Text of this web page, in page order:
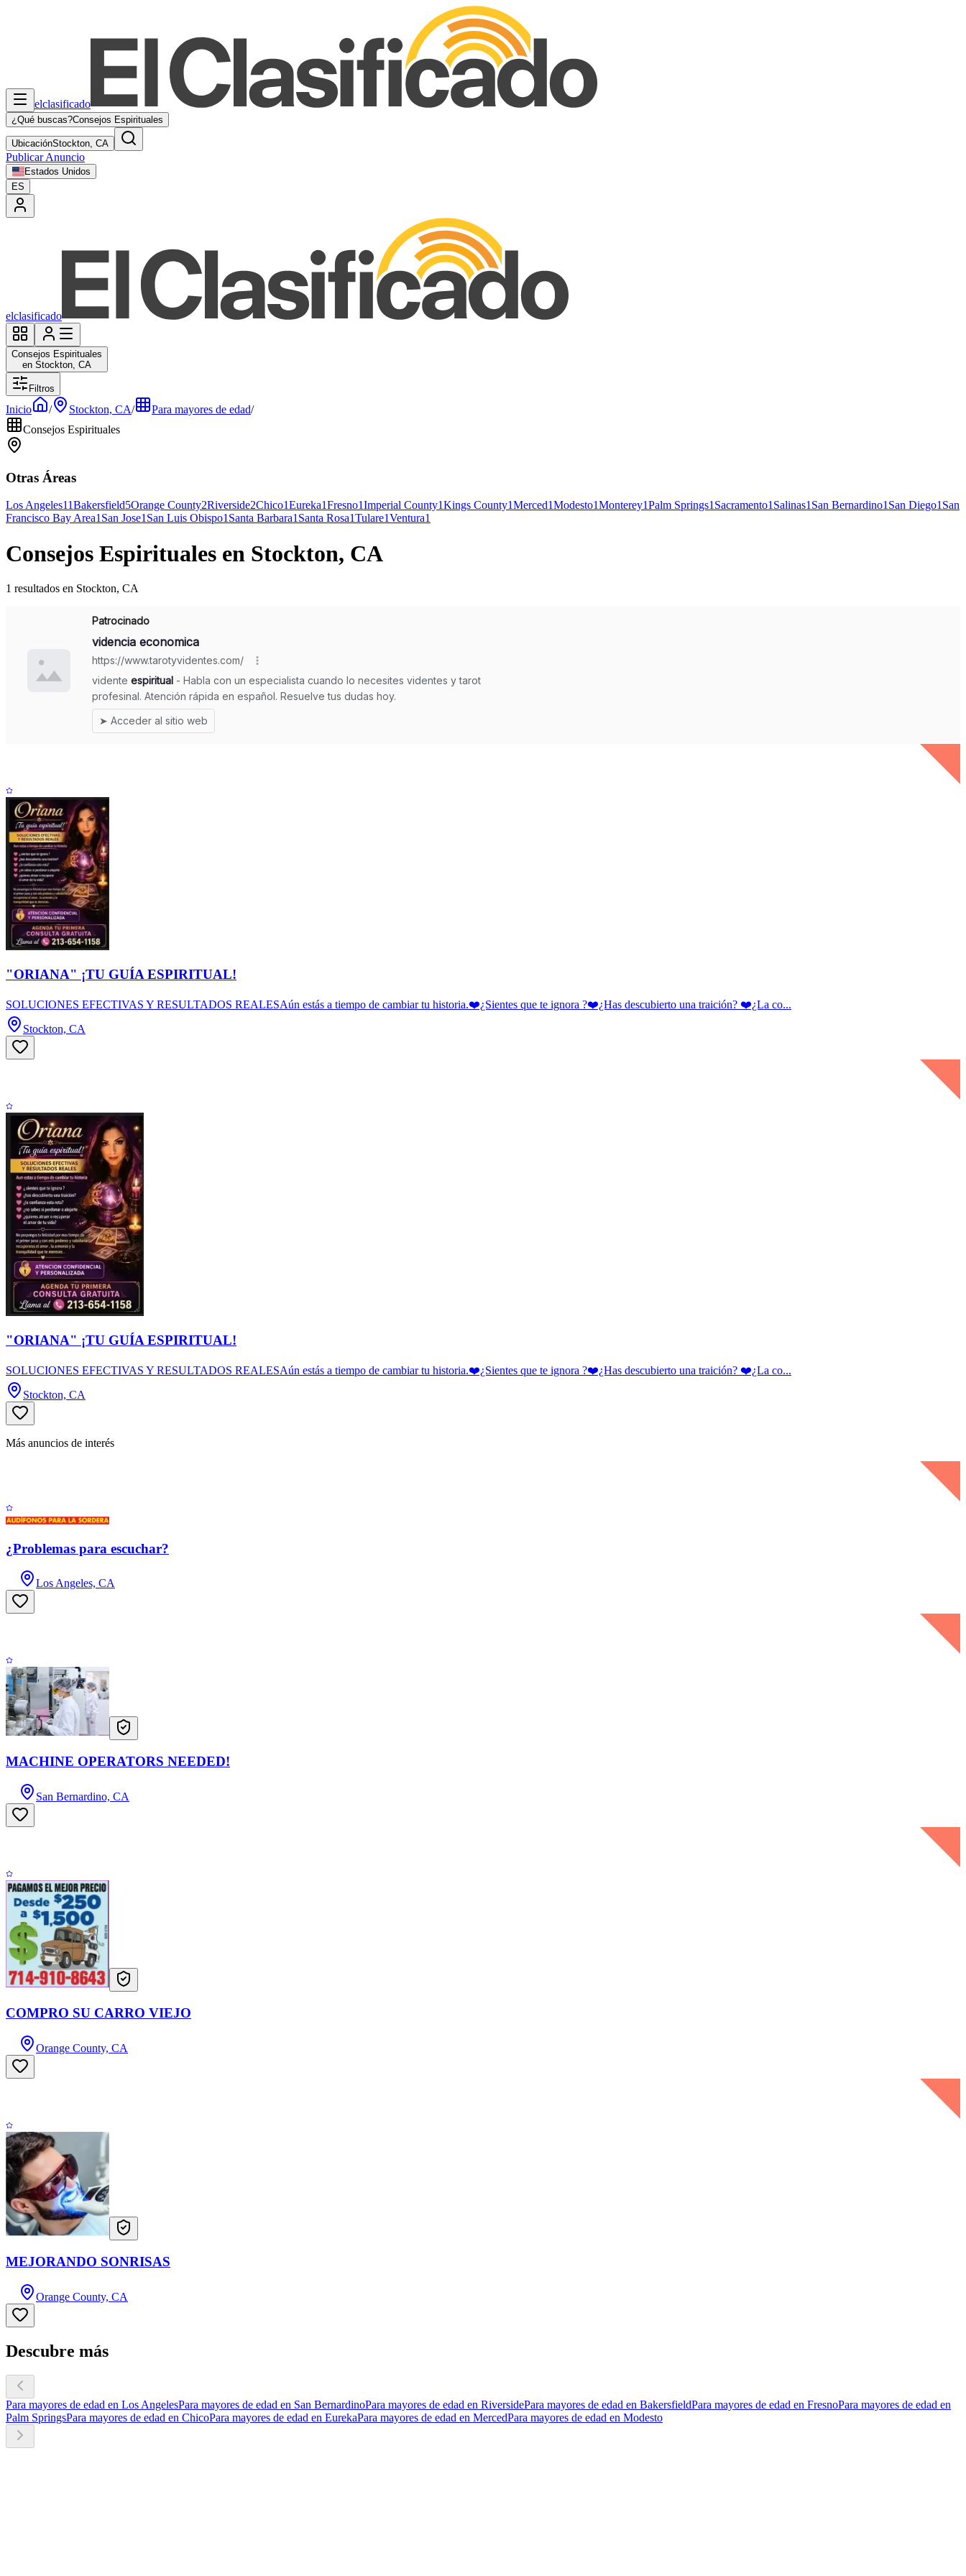
elclasificado
¿Qué buscas?Consejos Espirituales
UbicaciónStockton, CA
Publicar Anuncio
Estados Unidos
ES
elclasificado
Consejos Espirituales
en Stockton, CA
Filtros
Inicio / Stockton, CA/ Para mayores de edad/
Consejos Espirituales
Otras Áreas
Los Angeles11Bakersfield5Orange County2Riverside2Chico1Eureka1Fresno1Imperial County1Kings County1Merced1Modesto1Monterey1Palm Springs1Sacramento1Salinas1San Bernardino1San Diego1San
Francisco Bay Area1San Jose1San Luis Obispo1Santa Barbara1Santa Rosa1Tulare1Ventura1
Consejos Espirituales en Stockton, CA
1 resultados en Stockton, CA
"ORIANA" ¡TU GUÍA ESPIRITUAL!
SOLUCIONES EFECTIVAS Y RESULTADOS REALESAún estás a tiempo de cambiar tu historia.❤️¿Sientes que te ignora ?❤️¿Has descubierto una traición? ❤️¿La co...
Stockton, CA
"ORIANA" ¡TU GUÍA ESPIRITUAL!
SOLUCIONES EFECTIVAS Y RESULTADOS REALESAún estás a tiempo de cambiar tu historia.❤️¿Sientes que te ignora ?❤️¿Has descubierto una traición? ❤️¿La co...
Stockton, CA
Más anuncios de interés
¿Problemas para escuchar?
Los Angeles, CA
MACHINE OPERATORS NEEDED!
San Bernardino, CA
COMPRO SU CARRO VIEJO
Orange County, CA
MEJORANDO SONRISAS
Orange County, CA
Descubre más
Para mayores de edad en Los AngelesPara mayores de edad en San BernardinoPara mayores de edad en RiversidePara mayores de edad en BakersfieldPara mayores de edad en FresnoPara mayores de edad en
Palm SpringsPara mayores de edad en ChicoPara mayores de edad en EurekaPara mayores de edad en MercedPara mayores de edad en Modesto